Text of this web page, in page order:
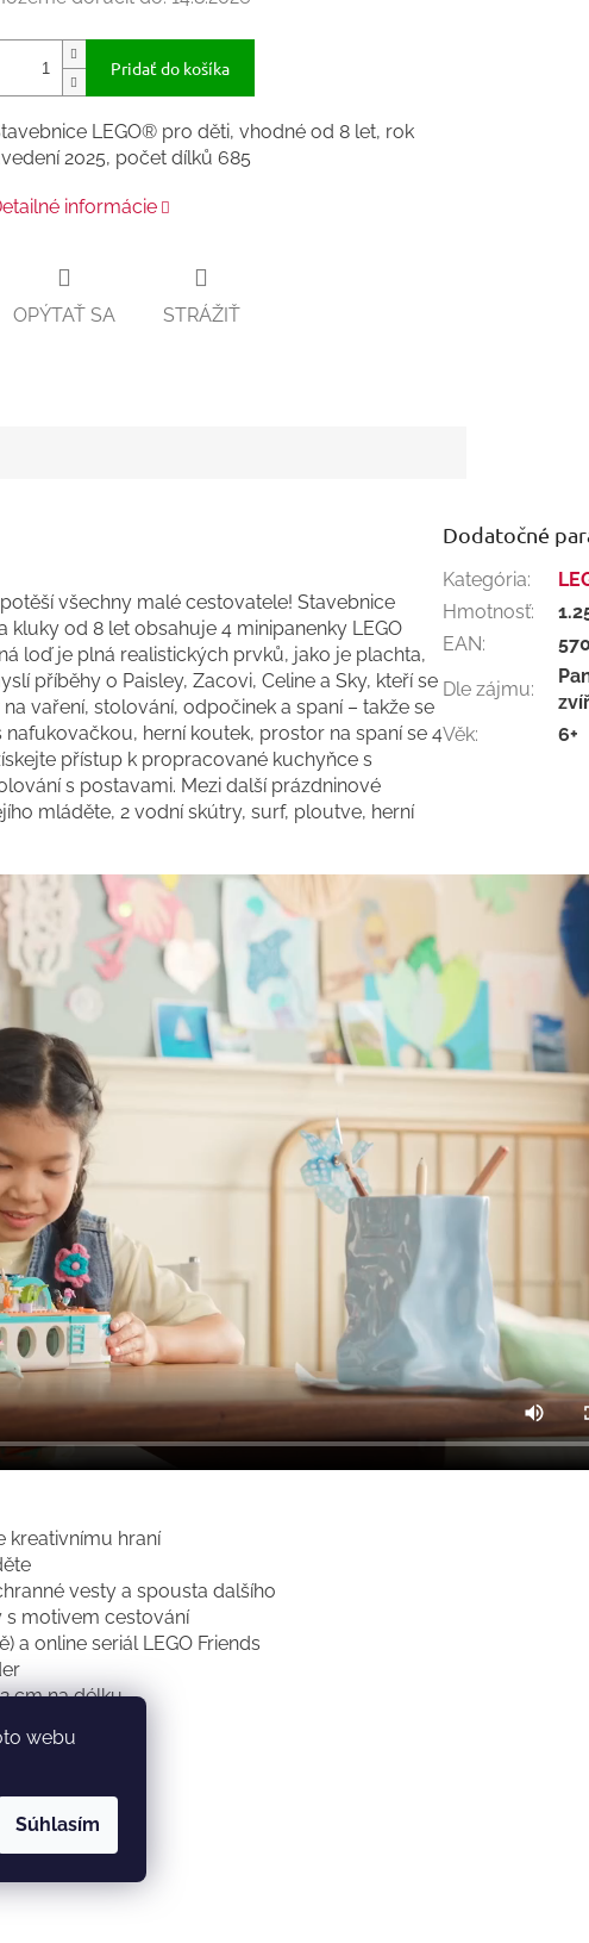
webu
Súhlasím
Pridať do košíka
LEGO® pro děti, vhodné od 8 let, rok
2025, počet dílků 685
informácie
OPÝTAŤ SA STRÁŽIŤ
všechny malé cestovatele! Stavebnice
od 8 let obsahuje 4 minipanenky LEGO
loď je plná realistických prvků, jako je plachta,
příběhy o Paisley, Zacovi, Celine a Sky, kteří se
vaření, stolování, odpočinek a spaní – takže se
herní koutek, prostor na spaní se 4
přístup k propracované kuchyňce s
s postavami. Mezi další prázdninové
mláděte, 2 vodní skútry, surf, ploutve, herní
kreativnímu hraní
vesty a spousta dalšího
s motivem cestování
a online seriál LEGO Friends
cm na délku
Dodatočné
Kategória:
Hmotnosť:
EAN:
Dle zájmu:
Věk: 6+